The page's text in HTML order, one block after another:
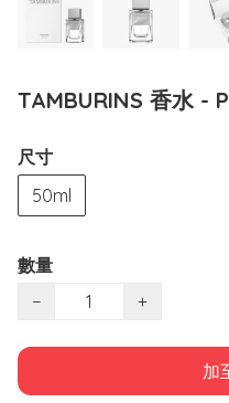
TAMBURINS 香水 -
尺寸
50ml
數量
−
+
加